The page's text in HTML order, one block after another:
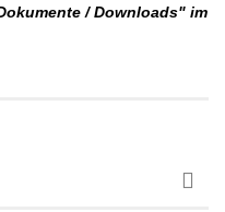
/ Downloads" im